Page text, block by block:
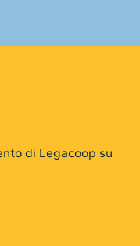
di Legacoop su